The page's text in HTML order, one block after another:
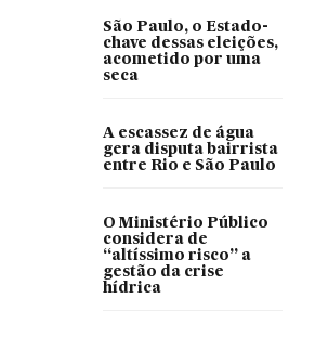
São Paulo, o Estado-
chave dessas eleições,
acometido por uma
seca
A escassez de água
gera disputa bairrista
entre Rio e São Paulo
O Ministério Público
considera de
“altíssimo risco” a
gestão da crise
hídrica